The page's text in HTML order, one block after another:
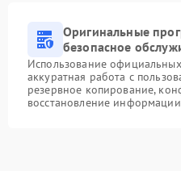
Оригинальные
безопасное
Использование
аккуратная работа с
резервное копирование,
восстановление